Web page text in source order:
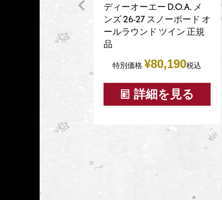
ディーオーエー D.O.A. メ
ンズ 26-27 スノーボード オ
ールラウンド ツイン 正規
品
特別価格 ¥80,190税込
詳細を見る